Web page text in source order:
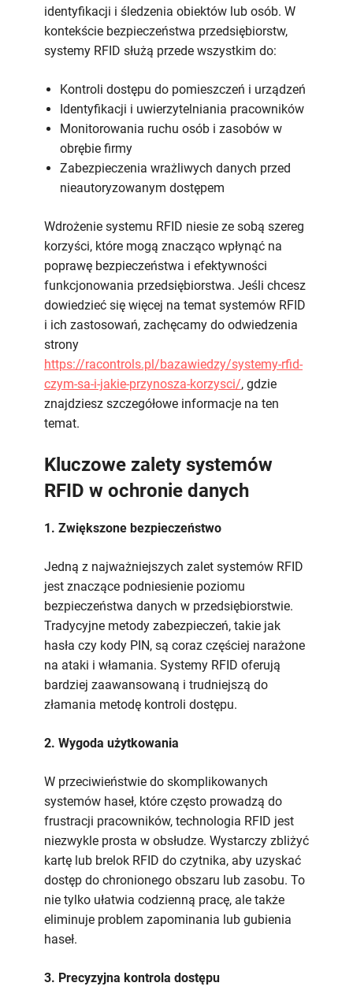
identyfikacji i śledzenia obiektów lub osób. W
kontekście bezpieczeństwa przedsiębiorstw,
systemy RFID służą przede wszystkim do:
Kontroli dostępu do pomieszczeń i urządzeń
Identyfikacji i uwierzytelniania pracowników
Monitorowania ruchu osób i zasobów w
obrębie firmy
Zabezpieczenia wrażliwych danych przed
nieautoryzowanym dostępem
Wdrożenie systemu RFID niesie ze sobą szereg
korzyści, które mogą znacząco wpłynąć na
poprawę bezpieczeństwa i efektywności
funkcjonowania przedsiębiorstwa. Jeśli chcesz
dowiedzieć się więcej na temat systemów RFID
i ich zastosowań, zachęcamy do odwiedzenia
strony
https://racontrols.pl/bazawiedzy/systemy-rfid-
czym-sa-i-jakie-przynosza-korzysci/, gdzie
znajdziesz szczegółowe informacje na ten
temat.
Kluczowe zalety systemów
RFID w ochronie danych
1. Zwiększone bezpieczeństwo
Jedną z najważniejszych zalet systemów RFID
jest znaczące podniesienie poziomu
bezpieczeństwa danych w przedsiębiorstwie.
Tradycyjne metody zabezpieczeń, takie jak
hasła czy kody PIN, są coraz częściej narażone
na ataki i włamania. Systemy RFID oferują
bardziej zaawansowaną i trudniejszą do
złamania metodę kontroli dostępu.
2. Wygoda użytkowania
W przeciwieństwie do skomplikowanych
systemów haseł, które często prowadzą do
frustracji pracowników, technologia RFID jest
niezwykle prosta w obsłudze. Wystarczy zbliżyć
kartę lub brelok RFID do czytnika, aby uzyskać
dostęp do chronionego obszaru lub zasobu. To
nie tylko ułatwia codzienną pracę, ale także
eliminuje problem zapominania lub gubienia
haseł.
3. Precyzyjna kontrola dostępu